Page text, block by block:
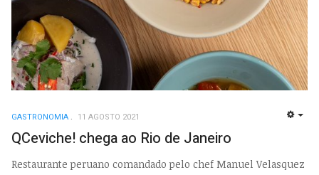
GASTRONOMIA 11 AGOSTO 2021
QCeviche! chega ao Rio de Janeiro
Restaurante peruano comandado pelo chef Manuel Velasquez